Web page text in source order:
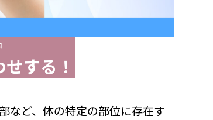
する！
など、体の特定の部位に存在す